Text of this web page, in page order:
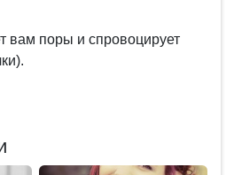
вам поры и спровоцирует